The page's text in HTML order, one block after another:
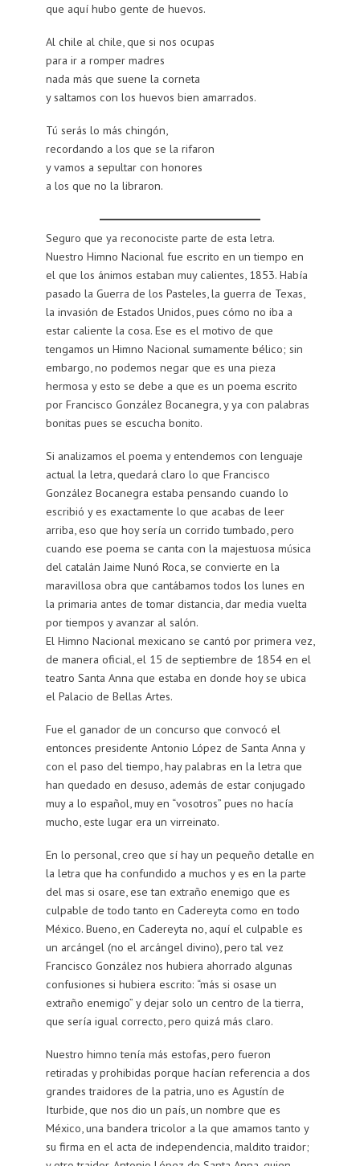
que aquí hubo gente de huevos.
Al chile al chile, que si nos ocupas
para ir a romper madres
nada más que suene la corneta
y saltamos con los huevos bien amarrados.
Tú serás lo más chingón,
recordando a los que se la rifaron
y vamos a sepultar con honores
a los que no la libraron.
Seguro que ya reconociste parte de esta letra.
Nuestro Himno Nacional fue escrito en un tiempo en
el que los ánimos estaban muy calientes, 1853. Había
pasado la Guerra de los Pasteles, la guerra de Texas,
la invasión de Estados Unidos, pues cómo no iba a
estar caliente la cosa. Ese es el motivo de que
tengamos un Himno Nacional sumamente bélico; sin
embargo, no podemos negar que es una pieza
hermosa y esto se debe a que es un poema escrito
por Francisco González Bocanegra, y ya con palabras
bonitas pues se escucha bonito.
Si analizamos el poema y entendemos con lenguaje
actual la letra, quedará claro lo que Francisco
González Bocanegra estaba pensando cuando lo
escribió y es exactamente lo que acabas de leer
arriba, eso que hoy sería un corrido tumbado, pero
cuando ese poema se canta con la majestuosa música
del catalán Jaime Nunó Roca, se convierte en la
maravillosa obra que cantábamos todos los lunes en
la primaria antes de tomar distancia, dar media vuelta
por tiempos y avanzar al salón.
El Himno Nacional mexicano se cantó por primera vez,
de manera oficial, el 15 de septiembre de 1854 en el
teatro Santa Anna que estaba en donde hoy se ubica
el Palacio de Bellas Artes.
Fue el ganador de un concurso que convocó el
entonces presidente Antonio López de Santa Anna y
con el paso del tiempo, hay palabras en la letra que
han quedado en desuso, además de estar conjugado
muy a lo español, muy en “vosotros” pues no hacía
mucho, este lugar era un virreinato.
En lo personal, creo que sí hay un pequeño detalle en
la letra que ha confundido a muchos y es en la parte
del mas si osare, ese tan extraño enemigo que es
culpable de todo tanto en Cadereyta como en todo
México. Bueno, en Cadereyta no, aquí el culpable es
un arcángel (no el arcángel divino), pero tal vez
Francisco González nos hubiera ahorrado algunas
confusiones si hubiera escrito: “más si osase un
extraño enemigo” y dejar solo un centro de la tierra,
que sería igual correcto, pero quizá más claro.
Nuestro himno tenía más estofas, pero fueron
retiradas y prohibidas porque hacían referencia a dos
grandes traidores de la patria, uno es Agustín de
Iturbide, que nos dio un país, un nombre que es
México, una bandera tricolor a la que amamos tanto y
su firma en el acta de independencia, maldito traidor;